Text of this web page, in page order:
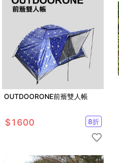
OUTDOORONE前簷雙人帳
$1600 8折